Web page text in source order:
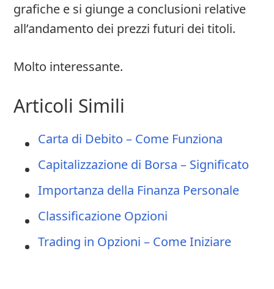
grafiche e si giunge a conclusioni relative
all’andamento dei prezzi futuri dei titoli.
Molto interessante.
Articoli Simili
Carta di Debito – Come Funziona
Capitalizzazione di Borsa – Significato
Importanza della Finanza Personale
Classificazione Opzioni
Trading in Opzioni – Come Iniziare